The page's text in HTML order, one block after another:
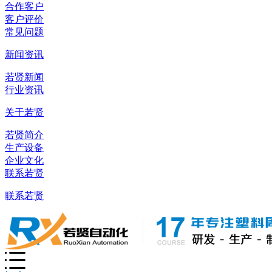
合作客户
客户评价
常见问题
新闻资讯
若贤新闻
行业资讯
关于若贤
若贤简介
生产设备
企业文化
联系若贤
联系若贤